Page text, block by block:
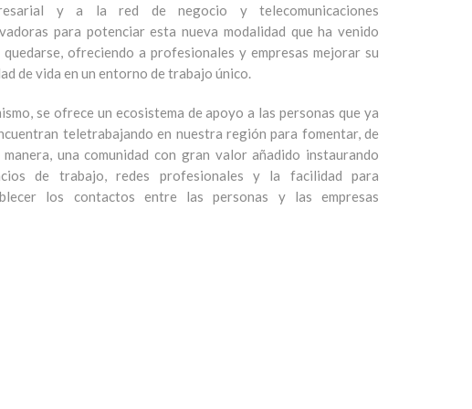
y a la red de negocio y telecomunicaciones
para potenciar esta nueva modalidad que ha venido
quedarse, ofreciendo a profesionales y empresas mejorar su
de vida en un entorno de trabajo único.
se ofrece un ecosistema de apoyo a las personas que ya
teletrabajando en nuestra región para fomentar, de
una comunidad con gran valor añadido instaurando
de trabajo, redes profesionales y la facilidad para
los contactos entre las personas y las empresas